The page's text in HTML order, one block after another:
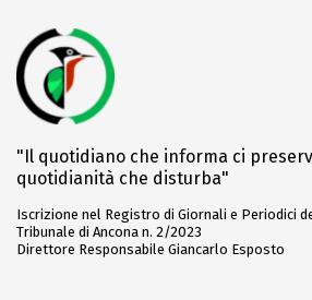
"Il quotidiano che informa ci
quotidianità che disturba"
Iscrizione nel Registro di Giornali e Periodici
Tribunale di Ancona n. 2/2023
Direttore Responsabile Giancarlo Esposto